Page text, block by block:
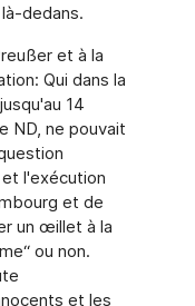
dedans.
et à la
Qui dans la
14
ND, ne pouvait
l'exécution
et de
un œillet à la
ou non.
et les